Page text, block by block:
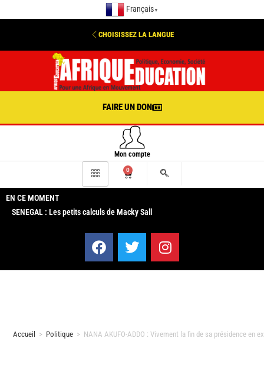
Français ▼
CHOISISSEZ LA LANGUE
FAIRE UN DON
Mon compte
0
EN CE MOMENT
SENEGAL : Les petits calculs de Macky Sall
Accueil > Politique > NANA AKUFO-ADDO : Vivement la fin de sa présidence en